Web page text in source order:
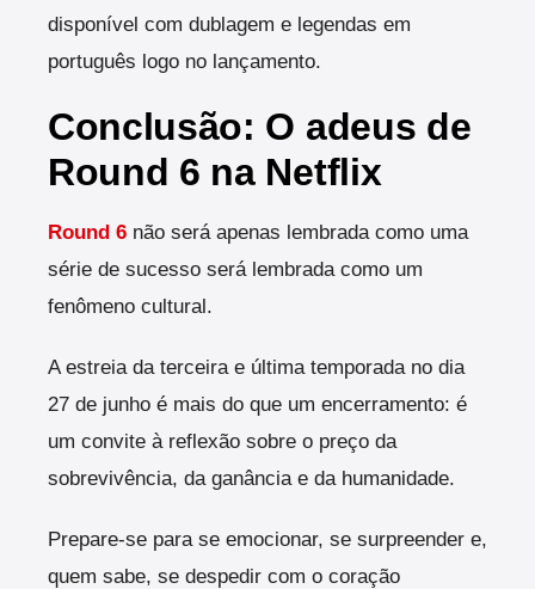
disponível com dublagem e legendas em
português logo no lançamento.
Conclusão: O adeus de
Round 6 na Netflix
Round 6 não será apenas lembrada como uma
série de sucesso será lembrada como um
fenômeno cultural.
A estreia da terceira e última temporada no dia
27 de junho é mais do que um encerramento: é
um convite à reflexão sobre o preço da
sobrevivência, da ganância e da humanidade.
Prepare-se para se emocionar, se surpreender e,
quem sabe, se despedir com o coração